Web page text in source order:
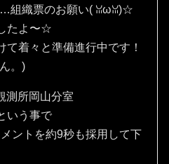
組織票のお願い(⁠ ⁠ꈍ⁠ω⁠ꈍ⁠)☆
たよ〜☆
着々と準備進行中です！
。)
測所岡山分室
いう事で
ントを約9秒も採用して下